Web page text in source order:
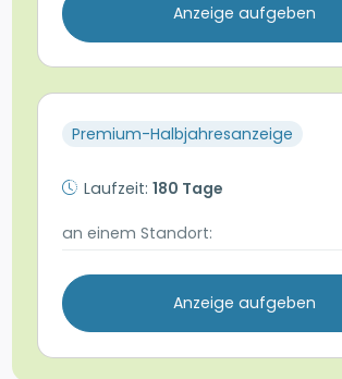
Anzeige aufgeben
Premium-Halbjahresanzeige
Laufzeit: 180 Tage
an einem Standort:
Anzeige aufgeben